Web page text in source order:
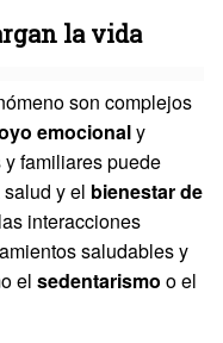
la vida
son complejos
emocionaly
familiares puede
y el bienestar de
interacciones
saludables y
el sedentarismo o el